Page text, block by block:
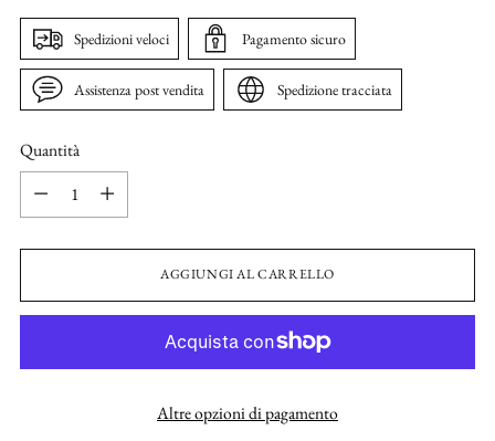
Spedizioni veloci Pagamento sicuro
Assistenza post vendita Spedizione tracciata
Quantità
Quantità
AGGIUNGI AL CARRELLO
Altre opzioni di pagamento